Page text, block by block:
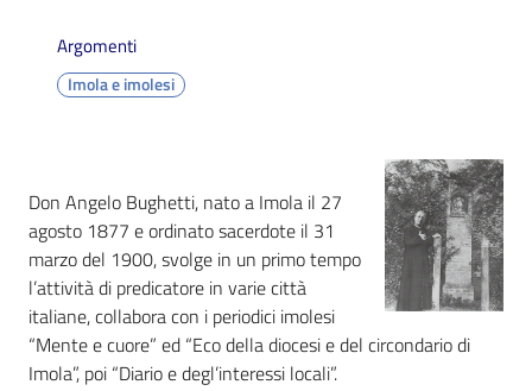
Scopri
Risorse
online
Argomenti
Imola e imolesi
Don Angelo Bughetti, nato a Imola il 27
agosto 1877 e ordinato sacerdote il 31
marzo del 1900, svolge in un primo tempo
l’attività di predicatore in varie città
italiane, collabora con i periodici imolesi
“Mente e cuore” ed “Eco della diocesi e del circondario di
Imola”, poi “Diario e degl’interessi locali”.